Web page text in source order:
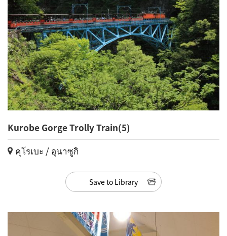
Kurobe Gorge Trolly Train(5)
คุโรเบะ / อุนาซูกิ
Save to Library